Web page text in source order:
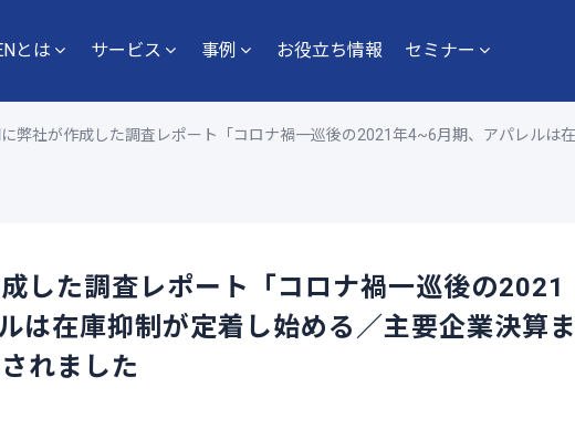
とは サービス 事例 お役立ち情報 セミナー
弊社が作成した調査レポート「コロナ禍一巡後の2021年4~6月期、アパレルは
した調査レポート「コロナ禍一巡後の2021
は在庫抑制が定着し始める／主要企業決算
れました